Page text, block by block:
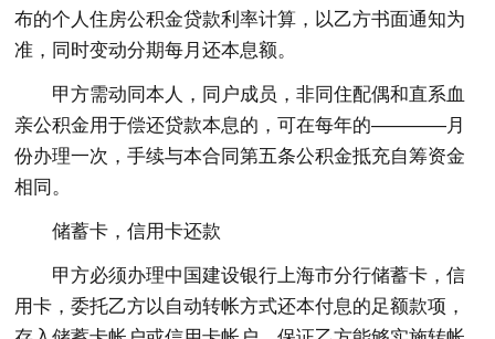
布的个人住房公积金贷款利率计算，以乙方书面通知为
准，同时变动分期每月还本息额。
甲方需动同本人，同户成员，非同住配偶和直系血
亲公积金用于偿还贷款本息的，可在每年的————月
份办理一次，手续与本合同第五条公积金抵充自筹资金
相同。
储蓄卡，信用卡还款
甲方必须办理中国建设银行上海市分行储蓄卡，信
用卡，委托乙方以自动转帐方式还本付息的足额款项，